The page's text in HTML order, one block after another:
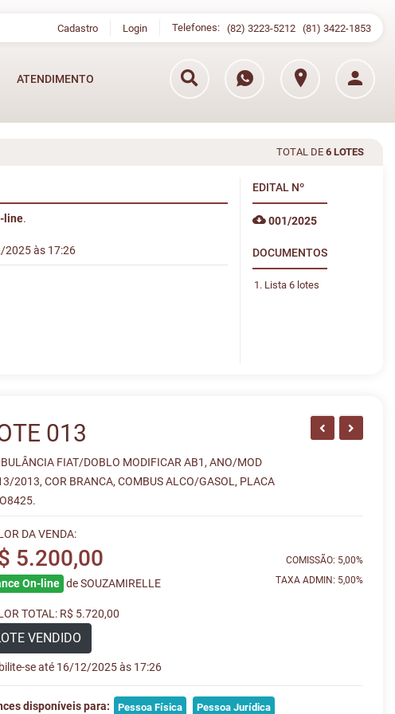
Cadastro Login Telefones: (82) 3223-5212 (81) 3422-1853
ATENDIMENTO
TOTAL DE 6 LOTES
line.
2025 às 17:26
EDITAL Nº
001/2025
DOCUMENTOS
Lista 6 lotes
013
FIAT/DOBLO MODIFICAR AB1, ANO/MOD
2013, COR BRANCA, COMBUS ALCO/GASOL, PLACA
DA VENDA:
5.200,00
On-line de SOUZAMIRELLE
TOTAL: R$ 5.720,00
VENDIDO
se até 16/12/2025 às 17:26
COMISSÃO: 5,00%
TAXA ADMIN: 5,00%
disponíveis para: Pessoa Física Pessoa Jurídica